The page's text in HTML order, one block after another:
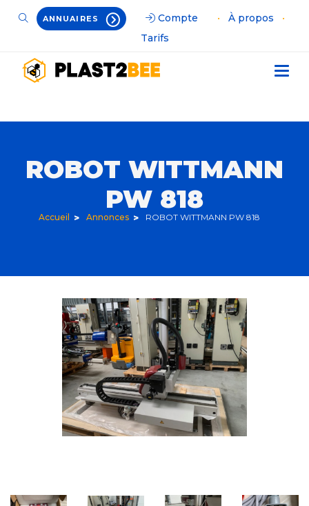
ANNUAIRES Compte • À propos
•
Tarifs
ROBOT WITTMANN
PW 818
Accueil Annonces ROBOT WITTMANN PW 818